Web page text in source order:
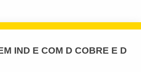
IND E COM D COBRE E D